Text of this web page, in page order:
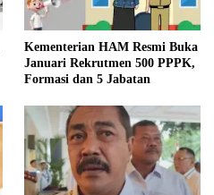
Kementerian HAM Resmi Buka
Januari Rekrutmen 500 PPPK,
Formasi dan 5 Jabatan